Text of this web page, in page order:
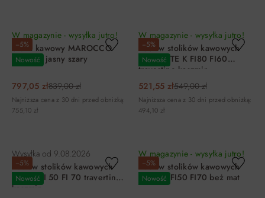
−5%
Nowość
W magazynie - wysyłka jutro!
Stolik kawowy MAROCCO
120X60 jasny szary
797,05 zł839,00 zł
Najniższa cena z 30 dni przed obniżką:
755,10 zł
−5%
Nowość
W magazynie - wysyłka jutro!
Zestaw stolików kawowych
FERRANTE K FI80 FI60
travertine kaszmir
521,55 zł549,00 zł
Najniższa cena z 30 dni przed obniżką:
494,10 zł
−5%
Nowość
Wysyłka od 9.08.2026
Zestaw stolików kawowych
HILL II FI 50 FI 70 travertine
kaszmir
−5%
Nowość
W magazynie - wysyłka jutro!
Zestaw stolików kawowych
RODOS FI50 FI70 beż mat